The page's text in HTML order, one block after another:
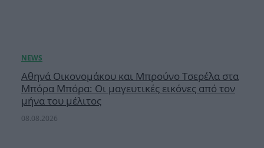
Αθηνά Οικονομάκου και Μπρούνο Τσερέλα στα
Μπόρα Μπόρα: Οι μαγευτικές εικόνες από τον
μήνα του μέλιτος
08.08.2026